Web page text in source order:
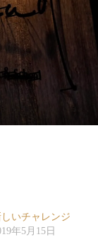
しいチャレンジ
年5月15日